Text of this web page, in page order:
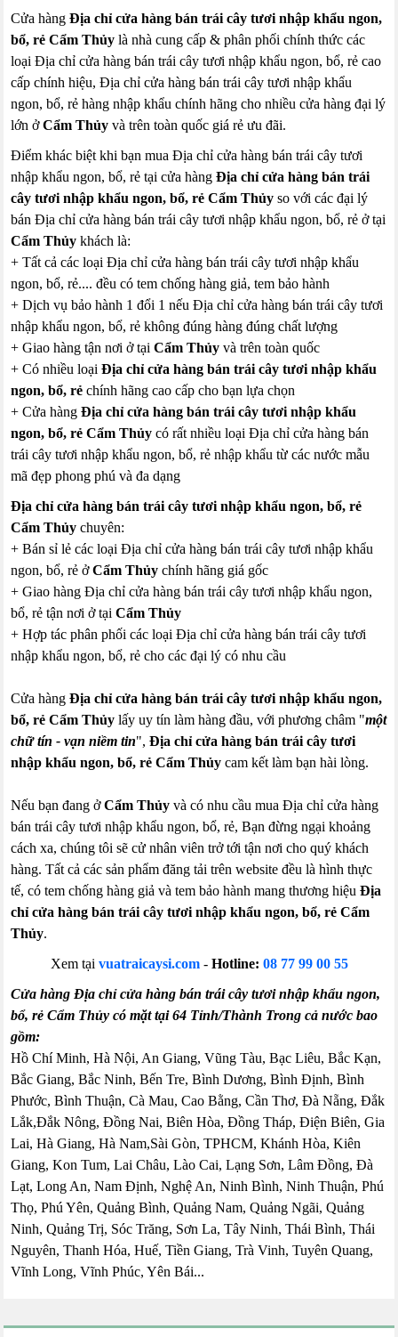
Cửa hàngĐịa chỉ cửa hàng bán trái cây tươi nhập khẩu ngon,
bổ, rẻ Cẩm Thủy là nhà cung cấp & phân phối chính thức các
loại Địa chỉ cửa hàng bán trái cây tươi nhập khẩu ngon, bổ, rẻ cao
cấp chính hiệu, Địa chỉ cửa hàng bán trái cây tươi nhập khẩu
ngon, bổ, rẻ hàng nhập khẩu chính hãng cho nhiều cửa hàng đại lý
lớn ởCẩm Thủy và trên toàn quốc giá rẻ ưu đãi.
Điểm khác biệt khi bạn mua Địa chỉ cửa hàng bán trái cây tươi
nhập khẩu ngon, bổ, rẻ tại cửa hàngĐịa chỉ cửa hàng bán trái
cây tươi nhập khẩu ngon, bổ, rẻ Cẩm Thủy so với các đại lý
bán Địa chỉ cửa hàng bán trái cây tươi nhập khẩu ngon, bổ, rẻ ở tại
Cẩm Thủy khách là:
+ Tất cả các loại Địa chỉ cửa hàng bán trái cây tươi nhập khẩu
ngon, bổ, rẻ.... đều có tem chống hàng giả, tem bảo hành
+ Dịch vụ bảo hành 1 đổi 1 nếu Địa chỉ cửa hàng bán trái cây tươi
nhập khẩu ngon, bổ, rẻ không đúng hàng đúng chất lượng
+ Giao hàng tận nơi ở tạiCẩm Thủy và trên toàn quốc
+ Có nhiều loạiĐịa chỉ cửa hàng bán trái cây tươi nhập khẩu
ngon, bổ, rẻ chính hãng cao cấp cho bạn lựa chọn
+ Cửa hàngĐịa chỉ cửa hàng bán trái cây tươi nhập khẩu
ngon, bổ, rẻ Cẩm Thủy có rất nhiều loại Địa chỉ cửa hàng bán
trái cây tươi nhập khẩu ngon, bổ, rẻ nhập khẩu từ các nước mẫu
mã đẹp phong phú và đa dạng
Địa chỉ cửa hàng bán trái cây tươi nhập khẩu ngon, bổ, rẻ
Cẩm Thủychuyên:
+ Bán sỉ lẻ các loại Địa chỉ cửa hàng bán trái cây tươi nhập khẩu
ngon, bổ, rẻ ởCẩm Thủy chính hãng giá gốc
+ Giao hàng Địa chỉ cửa hàng bán trái cây tươi nhập khẩu ngon,
bổ, rẻ tận nơi ở tạiCẩm Thủy
+ Hợp tác phân phối các loại Địa chỉ cửa hàng bán trái cây tươi
nhập khẩu ngon, bổ, rẻ cho các đại lý có nhu cầu
Cửa hàngĐịa chỉ cửa hàng bán trái cây tươi nhập khẩu ngon,
bổ, rẻ Cẩm Thủy lấy uy tín làm hàng đầu, với phương châm "một
chữ tín - vạn niềm tin",Địa chỉ cửa hàng bán trái cây tươi
nhập khẩu ngon, bổ, rẻ Cẩm Thủy cam kết làm bạn hài lòng.
Nếu bạn đang ởCẩm Thủy và có nhu cầu mua Địa chỉ cửa hàng
bán trái cây tươi nhập khẩu ngon, bổ, rẻ, Bạn đừng ngại khoảng
cách xa, chúng tôi sẽ cử nhân viên trở tới tận nơi cho quý khách
hàng. Tất cả các sản phẩm đăng tải trên website đều là hình thực
tế, có tem chống hàng giả và tem bảo hành mang thương hiệuĐịa
chỉ cửa hàng bán trái cây tươi nhập khẩu ngon, bổ, rẻ Cẩm
Thủy.
Xem tại vuatraicaysi.com- Hotline: 08 77 99 00 55
Cửa hàng Địa chỉ cửa hàng bán trái cây tươi nhập khẩu ngon,
bổ, rẻ Cẩm Thủy có mặt tại 64 Tỉnh/Thành Trong cả nước bao
gồm:
Hồ Chí Minh, Hà Nội, An Giang, Vũng Tàu, Bạc Liêu, Bắc Kạn,
Bắc Giang, Bắc Ninh, Bến Tre, Bình Dương, Bình Định, Bình
Phước, Bình Thuận, Cà Mau, Cao Bằng, Cần Thơ, Đà Nẵng, Đắk
Lắk,Đắk Nông, Đồng Nai, Biên Hòa, Đồng Tháp, Điện Biên, Gia
Lai, Hà Giang, Hà Nam,Sài Gòn, TPHCM, Khánh Hòa, Kiên
Giang, Kon Tum, Lai Châu, Lào Cai, Lạng Sơn, Lâm Đồng, Đà
Lạt, Long An, Nam Định, Nghệ An, Ninh Bình, Ninh Thuận, Phú
Thọ, Phú Yên, Quảng Bình, Quảng Nam, Quảng Ngãi, Quảng
Ninh, Quảng Trị, Sóc Trăng, Sơn La, Tây Ninh, Thái Bình, Thái
Nguyên, Thanh Hóa, Huế, Tiền Giang, Trà Vinh, Tuyên Quang,
Vĩnh Long, Vĩnh Phúc, Yên Bái...